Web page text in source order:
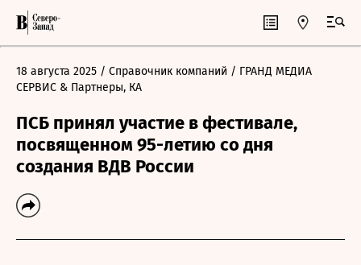
18 августа 2025 / Справочник компаний / ГРАНД МЕДИА
СЕРВИС & Партнеры, КА
ПСБ принял участие в фестивале,
посвященном 95-летию со дня
создания ВДВ России